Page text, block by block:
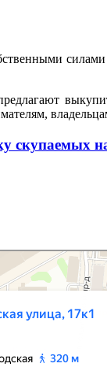
скупаемых